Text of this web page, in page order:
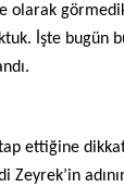
olarak
İşte bugün
ettiğine